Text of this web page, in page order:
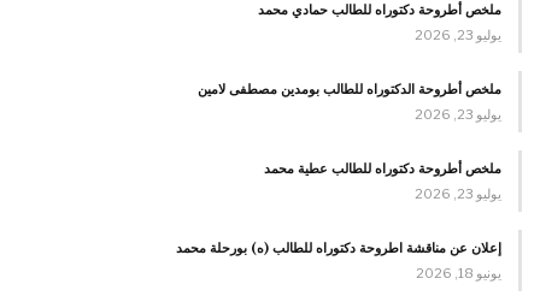
ملخص أطروحة دكتوراه للطالب حمادي محمد
يوليو 23, 2026
ملخص أطروحة الدكتوراه للطالب بومدين مصطفى لامين
يوليو 23, 2026
ملخص أطروحة دكتوراه للطالب عطية محمد
يوليو 23, 2026
إعلان عن مناقشة اطروحة دكتوراه للطالب (ه) بورحلة محمد
يونيو 18, 2026